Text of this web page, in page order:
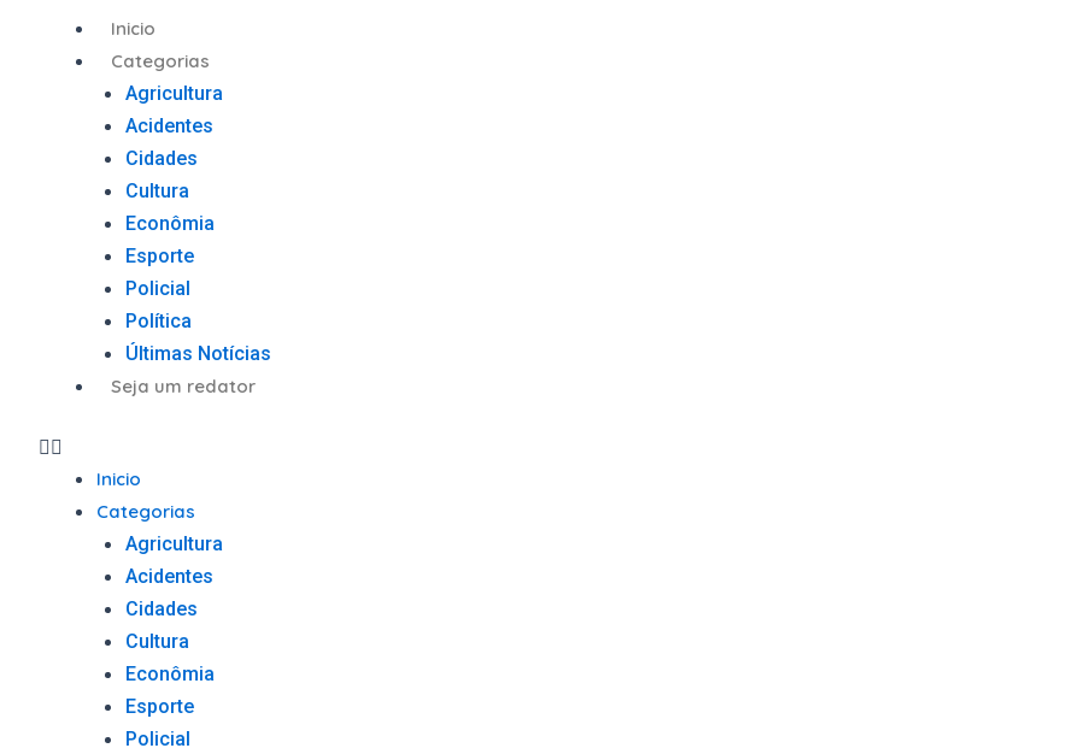
Inicio
Categorias
Agricultura
Acidentes
Cidades
Cultura
Econômia
Esporte
Policial
Política
Últimas Notícias
Seja um redator
Menu
Inicio
Categorias
Agricultura
Acidentes
Cidades
Cultura
Econômia
Esporte
Policial